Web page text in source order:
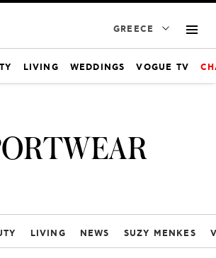
GREECE
LIVING WEDDINGS VOGUE TV
LIVING NEWS SUZY MENKES